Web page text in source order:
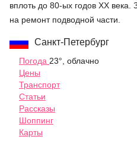
вплоть до 80-ых годов XX века.
на ремонт подводной части.
Санкт-Петербург
Погода 23°, облачно
Цены
Транспорт
Статьи
Рассказы
Шоппинг
Карты